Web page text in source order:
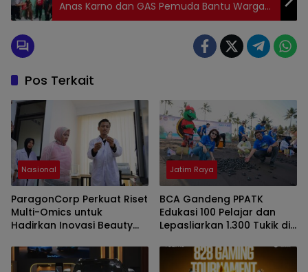
Anas Karno dan GAS Pemuda Bantu Warga
Kurang Mampu
Pos Terkait
Nasional
ParagonCorp Perkuat Riset
Multi-Omics untuk
Hadirkan Inovasi Beauty
Masyarakat Indonesia
Jatim Raya
BCA Gandeng PPATK
Edukasi 100 Pelajar dan
Lepasliarkan 1.300 Tukik di